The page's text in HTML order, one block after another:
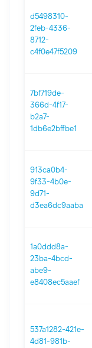
d5498310-
2feb-4336-
8712-
c4f0e47f5209
7bf719de-
366d-4f17-
b2a7-
1db6e2bffbe1
913ca0b4-
9f33-4b0e-
9d71-
d3ea6dc9aaba
1a0ddd8a-
23ba-4bcd-
abe9-
e8408ec5aaef
537a1282-421e-
4d81-981b-